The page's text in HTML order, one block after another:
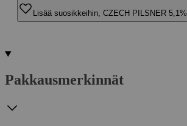
Lisää suosikkeihin, CZECH PILSNER 5,1%
Pakkausmerkinnät